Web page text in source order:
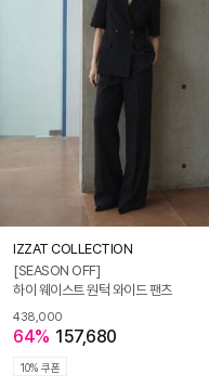
IZZAT COLLECTION
[SEASON OFF]
하이 웨이스트 원턱 와이드 팬츠
438,000
64% 157,680
10% 쿠폰